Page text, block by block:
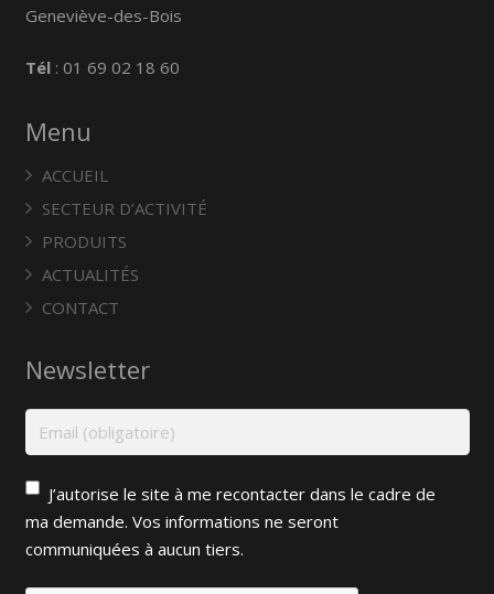
Geneviève-des-Bois
Tél: 01 69 02 18 60
Menu
ACCUEIL
SECTEUR D’ACTIVITÉ
PRODUITS
ACTUALITÉS
CONTACT
Newsletter
J’autorise le site à me recontacter dans le cadre de
ma demande. Vos informations ne seront
communiquées à aucun tiers.